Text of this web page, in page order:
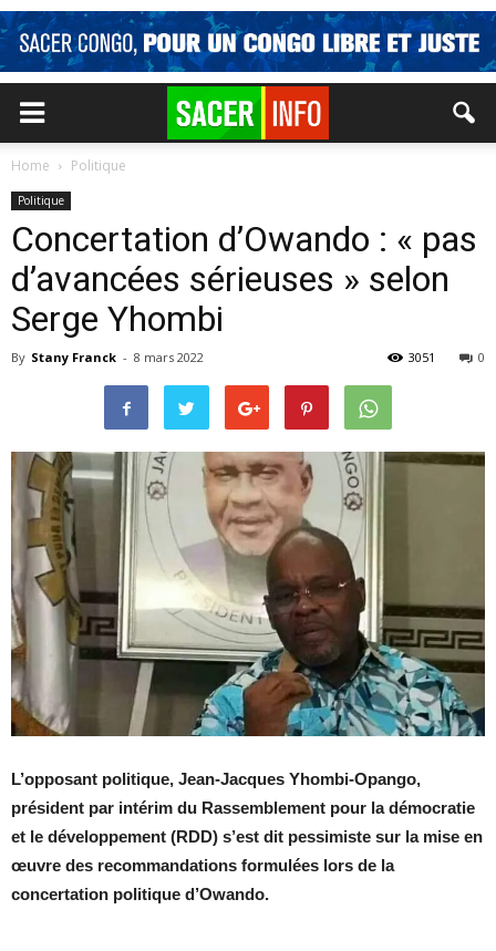
Home Politique
Politique
Concertation d’Owando : « pas
d’avancées sérieuses » selon
Serge Yhombi
By Stany Franck - 8 mars 2022 0
3051
L’opposant politique, Jean-Jacques Yhombi-Opango,
président par intérim du Rassemblement pour la démocratie
et le développement (RDD) s’est dit pessimiste sur la mise en
œuvre des recommandations formulées lors de la
concertation politique d’Owando.